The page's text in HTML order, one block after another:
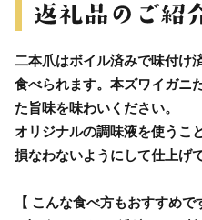
二本爪はボイル済みで味付け
食べられます。本ズワイガニ
た旨味を味わいください。
オリジナルの調味液を使うこ
損なわないようにして仕上げ
【 こんな食べ方もおすすめで